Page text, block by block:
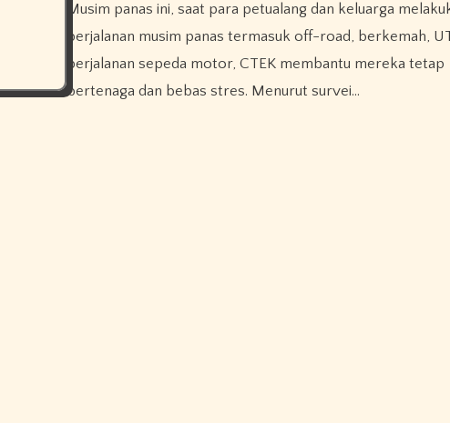
Musim panas ini, saat para petualang dan keluarga melakukan
perjalanan musim panas termasuk off-road, berkemah,
perjalanan sepeda motor, CTEK membantu mereka tetap
bertenaga dan bebas stres. Menurut survei…